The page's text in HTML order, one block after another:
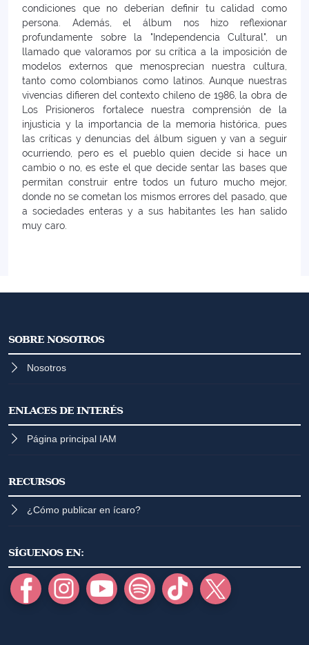
condiciones que no deberían definir tu calidad como
persona. Además, el álbum nos hizo reflexionar
profundamente sobre la "Independencia Cultural", un
llamado que valoramos por su crítica a la imposición de
modelos externos que menosprecian nuestra cultura,
tanto como colombianos como latinos. Aunque nuestras
vivencias difieren del contexto chileno de 1986, la obra de
Los Prisioneros fortalece nuestra comprensión de la
injusticia y la importancia de la memoria histórica, pues
las críticas y denuncias del álbum siguen y van a seguir
ocurriendo, pero es el pueblo quien decide si hace un
cambio o no, es este el que decide sentar las bases que
permitan construir entre todos un futuro mucho mejor,
donde no se cometan los mismos errores del pasado, que
a sociedades enteras y a sus habitantes les han salido
muy caro.
SOBRE NOSOTROS
Nosotros
ENLACES DE INTERÉS
Página principal IAM
RECURSOS
¿Cómo publicar en ícaro?
SÍGUENOS EN: